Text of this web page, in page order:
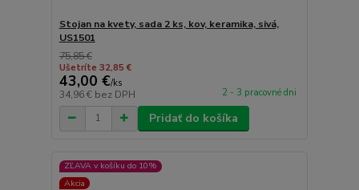
Stojan na kvety, sada 2 ks, kov, keramika, sivá,
US1501
75,85 €
Ušetríte 32,85 €
43,00 €/ks
34,96 € bez DPH 2 - 3 pracovné dni
Pridať do košíka
ZĽAVA v košíku do 10%
Akcia